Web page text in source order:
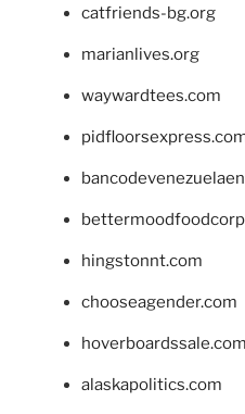
catfriends-bg.org
marianlives.org
waywardtees.com
hingstonnt.com
chooseagender.com
hoverboardssale.com
alaskapolitics.com